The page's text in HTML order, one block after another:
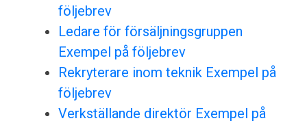
följebrev
Ledare för försäljningsgruppen
Exempel på följebrev
Rekryterare inom teknik Exempel på
följebrev
Verkställande direktör Exempel på